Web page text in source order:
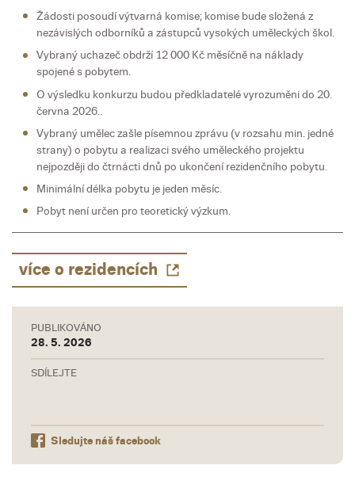
Žádosti posoudí výtvarná komise; komise bude složená z
nezávislých odborníků a zástupců vysokých uměleckých škol.
Vybraný uchazeč obdrží 12 000 Kč měsíčně na náklady
spojené s pobytem.
O výsledku konkurzu budou předkladatelé vyrozuměni do 20.
června 2026..
Vybraný umělec zašle písemnou zprávu (v rozsahu min. jedné
strany) o pobytu a realizaci svého uměleckého projektu
nejpozději do čtrnácti dnů po ukončení rezidenčního pobytu.
Minimální délka pobytu je jeden měsíc.
Pobyt není určen pro teoretický výzkum.
více o rezidencích
PUBLIKOVÁNO
28. 5. 2026
SDÍLEJTE
Sledujte náš facebook